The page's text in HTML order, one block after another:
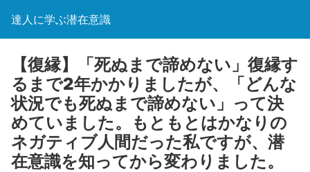
達人に学ぶ潜在意識
【復縁】「死ぬまで諦めない」復縁す
るまで2年かかりましたが、「どんな
状況でも死ぬまで諦めない」って決
めていました。もともとはかなりの
ネガティブ人間だった私ですが、潜
在意識を知ってから変わりました。